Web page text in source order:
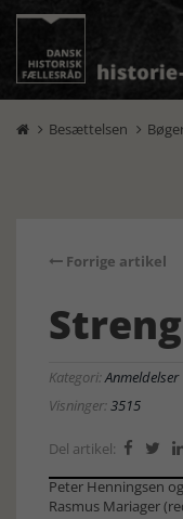
 Besættelsen 
Forrige artikel
Kategori:Anmeldelser
Visninger:3515
Del artikel:  
Peter Henningsen og
Rasmus Mariager